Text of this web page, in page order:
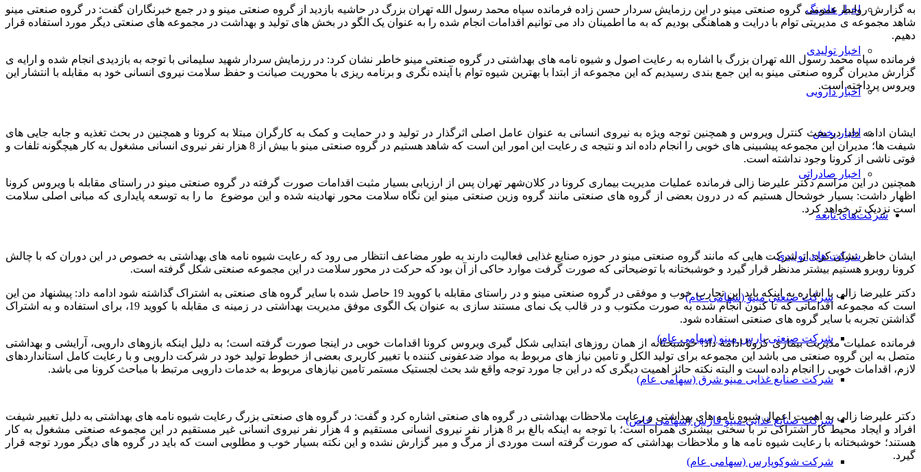
اخبار هلدینگ
اخبار تولیدی
اخبار دارویی
اخبار پخش
اخبار صادراتی
شرکت‌های تابعه
شرکت های تولیدی
شرکت صنعتی مینو (سهامی عام)
شرکت صنعتی پارس مینو (سهامی عام)
شرکت صنایع غذایی مینو شرق (سهامی عام)
شرکت صنایع غذایی مینو فارس (سهامی خاص)
شرکت شوکوپارس (سهامی عام)
به گزارش روابط عمومی گروه صنعتی مینو در این رزمایش سردار حسن زاده فرمانده سپاه محمد رسول الله تهران بزرگ در حاشیه بازدید از گروه صنعتی مینو و در جمع خبرنگاران گفت: در گروه صنعتی مینو
شاهد مجموعه ی مدیریتی توام با درایت و هماهنگی بودیم که به ما اطمینان داد می توانیم اقدامات انجام شده را به عنوان یک الگو در بخش های تولید و بهداشت در مجموعه های صنعتی دیگر مورد استفاده قرار
دهیم.
فرمانده سپاه محمد رسول الله تهران بزرگ با اشاره به رعایت اصول و شیوه نامه های بهداشتی در گروه صنعتی مینو خاطر نشان کرد: در رزمایش سردار شهید سلیمانی با توجه به بازدیدی انجام شده و ارایه ی
گزارش مدیران گروه صنعتی مینو به این جمع بندی رسیدیم که این مجموعه از ابتدا با بهترین شیوه توام با آینده نگری و برنامه ریزی با محوریت صیانت و حفظ سلامت نیروی انسانی خود به مقابله با انتشار این
ویروس پرداخته است.
ایشان ادامه داد: در بحث کنترل ویروس و همچنین توجه ویژه به نیروی انسانی به عنوان عامل اصلی اثرگذار در تولید و در حمایت و کمک به کارگران مبتلا به کرونا و همچنین در بحث تغذیه و جابه جایی های
شیفت ها؛ مدیران این مجموعه پیشبینی های خوبی را انجام داده اند و نتیجه ی رعایت این امور این است که شاهد هستیم در گروه صنعتی مینو با بیش از 8 هزار نفر نیروی انسانی مشغول به کار هیچگونه تلفات و
فوتی ناشی از کرونا وجود نداشته است.
همچنین در این مراسم دکتر علیرضا زالی فرمانده عملیات مدیریت بیماری کرونا در کلان‌شهر تهران پس از ارزیابی بسیار مثبت اقدامات صورت گرفته در گروه صنعتی مینو در راستای مقابله با ویروس کرونا
اظهار داشت: بسیار خوشحال هستیم که در درون بعضی از گروه های صنعتی مانند گروه وزین صنعتی مینو این نگاه سلامت محور نهادینه شده و این موضوع ما را به توسعه پایداری که مبانی اصلی سلامت
است نزدیک تر خواهد کرد.
ایشان خاطر نشان کرد: از شرکت هایی که مانند گروه صنعتی مینو در حوزه صنایع غذایی فعالیت دارند به طور مضاعف انتظار می رود که رعایت شیوه نامه های بهداشتی به خصوص در این دوران که با چالش
کرونا روبرو هستیم بیشتر مدنظر قرار گیرد و خوشبختانه با توضیحاتی که صورت گرفت موارد حاکی از آن بود که حرکت در محور سلامت در این مجموعه صنعتی شکل گرفته است.
دکتر علیرضا زالی با اشاره به اینکه باید این تجارب خوب و موفقی در گروه صنعتی مینو و در راستای مقابله با کووید 19 حاصل شده با سایر گروه های صنعتی به اشتراک گذاشته شود ادامه داد: پیشنهاد من این
است که مجموعه اقداماتی که تا کنون انجام شده به صورت مکتوب و در قالب یک نمای مستند سازی به عنوان یک الگوی موفق مدیریت بهداشتی در زمینه ی مقابله با کووید 19، برای استفاده و به اشتراک
گذاشتن تجربه با سایر گروه های صنعتی استفاده شود.
فرمانده عملیات مدیریت بیماری کرونا ادامه داد: خوشبختانه از همان روزهای ابتدایی شکل گیری ویروس کرونا اقدامات خوبی در اینجا صورت گرفته است؛ به دلیل اینکه بازوهای دارویی، آرایشی و بهداشتی
متصل به این گروه صنعتی می باشد این مجموعه برای تولید الکل و تامین نیاز های مربوط به مواد ضدعفونی کننده با تغییر کاربری بعضی از خطوط تولید خود در شرکت دارویی و با رعایت کامل استانداردهای
لازم، اقدامات خوبی را انجام داده است و البته نکته حائز اهمیت دیگری که در این جا مورد توجه واقع شد بحث لجستیک مستمر تامین نیازهای مربوط به خدمات دارویی مرتبط با مباحث کرونا می باشد.
دکتر علیرضا زالی به اهمیت اعمال شیوه نامه های بهداشتی و رعایت ملاحظات بهداشتی در گروه های صنعتی اشاره کرد و گفت: در گروه های صنعتی بزرگ رعایت شیوه نامه های بهداشتی به دلیل تغییر شیفت
افراد و ایجاد محیط کار اشتراکی تر با سختی بیشتری همراه است؛ با توجه به اینکه بالغ بر 8 هزار نفر نیروی انسانی مستقیم و 4 هزار نفر نیروی انسانی غیر مستقیم در این مجموعه صنعتی مشغول به کار
هستند؛ خوشبختانه با رعایت شیوه نامه ها و ملاحظات بهداشتی که صورت گرفته است موردی از مرگ و میر گزارش نشده و این نکته بسیار خوب و مطلوبی است که باید در گروه های دیگر مورد توجه قرار
گیرد.